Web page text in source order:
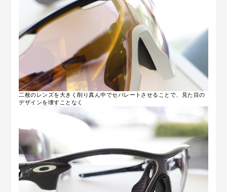
二枚のレンズを大きく削り真ん中でセパレートさせることで、見た目の
デザインを壊すことなく